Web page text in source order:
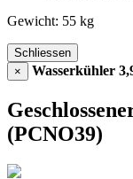
Gewicht: 55 kg
Schliessen
×
Wasserkühler
(PCNO39)